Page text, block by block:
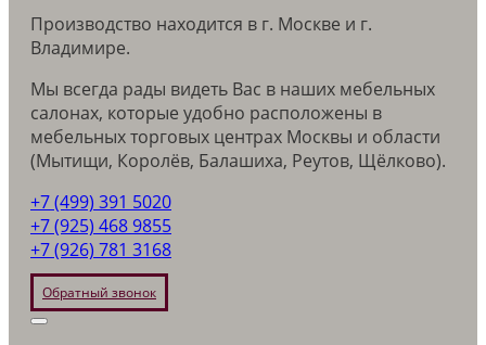
Производство находится в г. Москве и г.
Владимире.
Мы всегда рады видеть Вас в наших мебельных
салонах, которые удобно расположены в
мебельных торговых центрах Москвы и области
(Мытищи, Королёв, Балашиха, Реутов, Щёлково).
+7 (499) 391 5020
+7 (925) 468 9855
+7 (926) 781 3168
Обратный звонок